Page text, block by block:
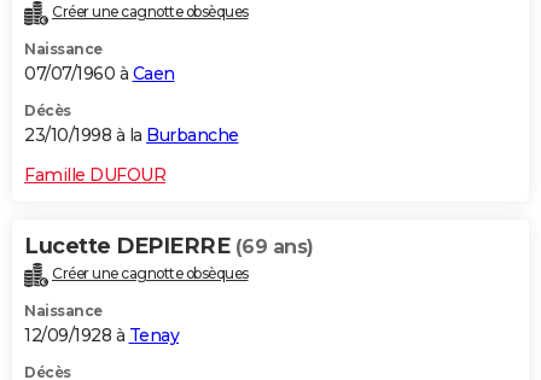
Créer une cagnotte obsèques
Naissance
07/07/1960 à Caen
Décès
23/10/1998 à la Burbanche
Famille DUFOUR
Lucette DEPIERRE (69 ans)
Créer une cagnotte obsèques
Naissance
12/09/1928 à Tenay
Décès